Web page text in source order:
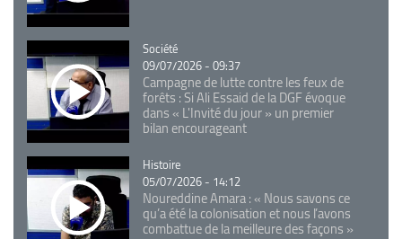
Catégorie
Société
09/07/2026 - 09:37
Campagne de lutte contre les feux de
forêts : Si Ali Essaid de la DGF évoque
dans « L'Invité du jour » un premier
bilan encourageant
Catégorie
Histoire
05/07/2026 - 14:12
Noureddine Amara : « Nous savons ce
qu’a été la colonisation et nous l’avons
combattue de la meilleure des façons »